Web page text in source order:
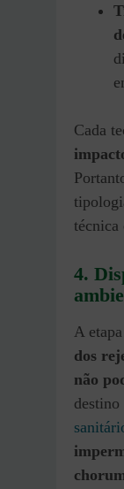
Cada
técnica
4.
A
dos
não
destino